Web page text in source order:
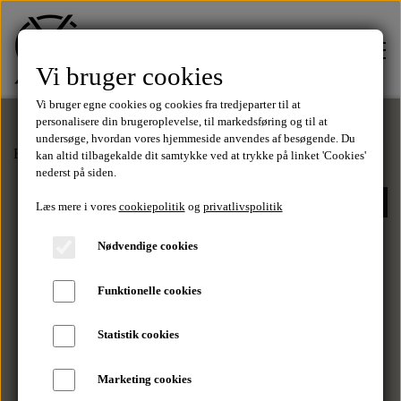
FORSIDE
TØJ
Tilbud
MÆRKER
Forside Sko Sneaks Sneaks - Hvid
Vi bruger cookies
Vi bruger egne cookies og cookies fra tredjeparter til at
personalisere din brugeroplevelse, til markedsføring og til at
undersøge, hvordan vores hjemmeside anvendes af besøgende. Du
kan altid tilbagekalde dit samtykke ved at trykke på linket 'Cookies'
nederst på siden.
Læs mere i vores cookiepolitikog privatlivspolitik
Nødvendige cookies
Funktionelle cookies
Statistik cookies
Marketing cookies